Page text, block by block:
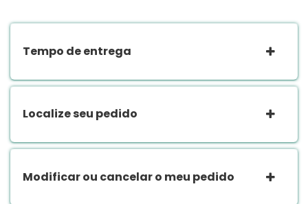
Tempo de entrega
Localize seu pedido
Modificar ou cancelar o meu pedido